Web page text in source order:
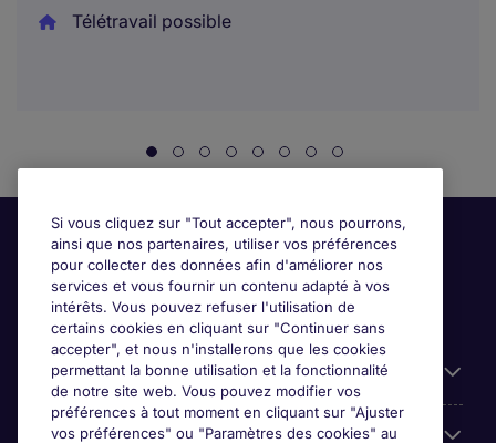
Télétravail possible
Candidats
Entreprises
Si vous cliquez sur "Tout accepter", nous pourrons,
ainsi que nos partenaires, utiliser vos préférences
pour collecter des données afin d'améliorer nos
services et vous fournir un contenu adapté à vos
intérêts. Vous pouvez refuser l'utilisation de
certains cookies en cliquant sur "Continuer sans
accepter", et nous n'installerons que les cookies
permettant la bonne utilisation et la fonctionnalité
de notre site web. Vous pouvez modifier vos
préférences à tout moment en cliquant sur "Ajuster
vos préférences" ou "Paramètres des cookies" au